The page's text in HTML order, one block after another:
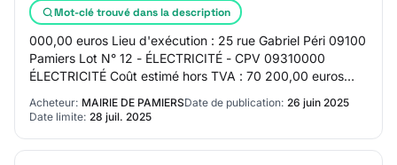
Mot-clé trouvé dans la description
000,00 euros Lieu d'exécution : 25 rue Gabriel Péri 09100
Pamiers Lot N° 12 - ÉLECTRICITÉ - CPV 09310000
ÉLECTRICITÉ Coût estimé hors TVA : 70 200,00 euros
Acheteur: MAIRIE DE PAMIERSDate de publication: 26 juin 2025
Date limite: 28 juil. 2025